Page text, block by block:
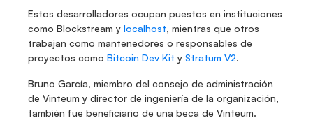
Estos desarrolladores ocupan puestos en instituciones
como Blockstream y localhost, mientras que otros
trabajan como mantenedores o responsables de
proyectos como Bitcoin Dev Kit y Stratum V2.
Bruno García, miembro del consejo de administración
de Vinteum y director de ingeniería de la organización,
también fue beneficiario de una beca de Vinteum.